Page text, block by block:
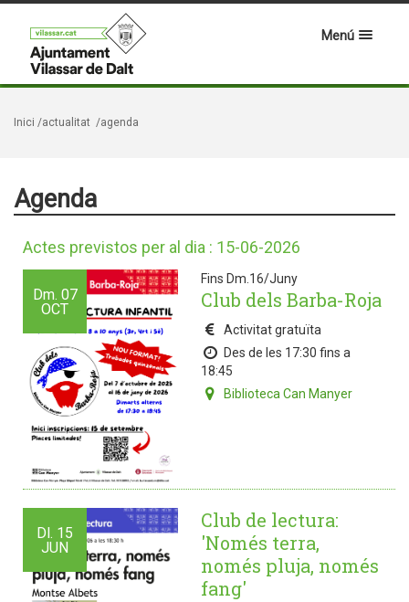
Menú
Inici /actualitat /agenda
Agenda
Actes previstos per al dia : 15-06-2026
Dm. 07
OCT
Fins Dm.16/Juny
Club dels Barba-Roja
Activitat gratuïta
Des de les 17:30 fins a
18:45
Biblioteca Can Manyer
Dl. 15
JUN
Club de lectura:
'Només terra,
només pluja, només
fang'